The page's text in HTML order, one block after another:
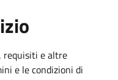
requisiti e altre
e le condizioni di